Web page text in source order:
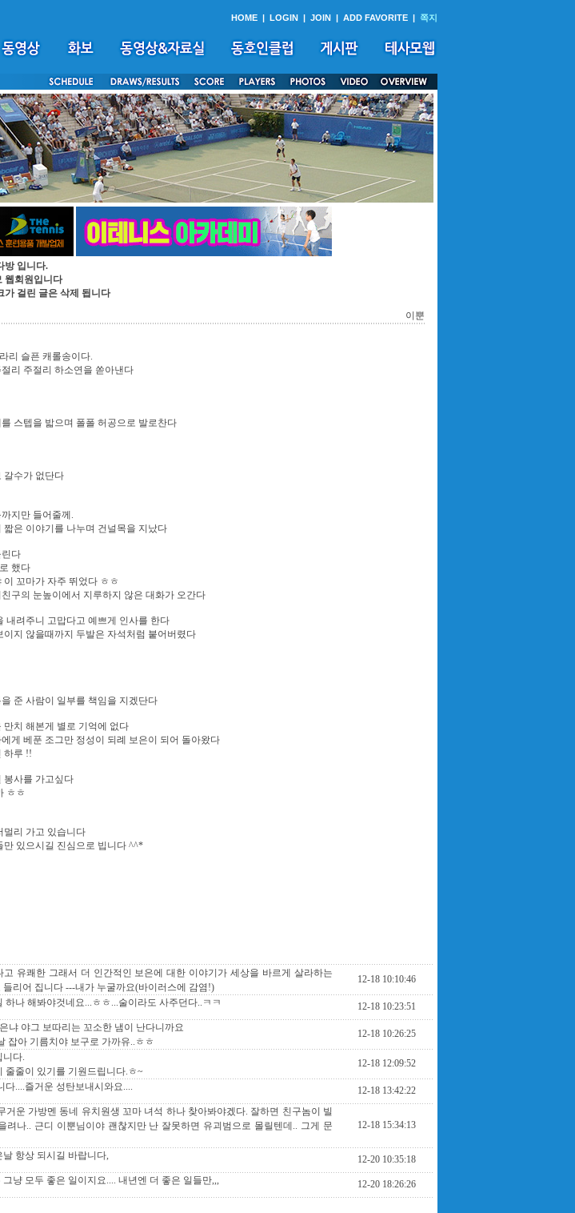
HOME | LOGIN | JOIN | ADD FAVORITE | 쪽지
방 입니다.
웹회원입니다
걸린 글은 삭제 됩니다
이뿐
리 슬픈 캐롤송이다.
리 주절리 하소연을 쏟아낸다
스텝을 밟으며 폴폴 허공으로 발로찬다
갈수가 없단다
지만 들어줄께.
은 이야기를 나누며 건널목을 지났다
다
했다
꼬마가 자주 뛰었다 ㅎㅎ
구의 눈높이에서 지루하지 않은 대화가 오간다
내려주니 고맙다고 예쁘게 인사를 한다
지 않을때까지 두발은 자석처럼 붙어버렸다
준 사람이 일부를 책임을 지겠단다
치 해본게 별로 기억에 없다
게 베푼 조그만 정성이 되례 보은이 되어 돌아왔다
하루 !!
봉사를 가고싶다
ㅎㅎ
멀리 가고 있습니다
만 있으시길 진심으로 빕니다 ^^*
고 유쾌한 그래서 더 인간적인 보은에 대한 이야기가 세상을 바르게 살라하는
들리어 집니다 ---내가 누굴까요(바이러스에 감염!)
12-18 10:10:46
하나 해봐야것네요...ㅎㅎ...술이라도 사주던다..ㅋㅋ 12-18 10:23:51
냐 야그 보따리는 꼬소한 냄이 난다니까요
잡아 기름치야 보구로 가까유..ㅎㅎ
12-18 10:26:25
니다.
줄줄이 있기를 기원드립니다.ㅎ~
12-18 12:09:52
다....즐거운 성탄보내시와요.... 12-18 13:42:22
거운 가방멘 동네 유치원생 꼬마 녀석 하나 찾아봐야겠다. 잘하면 친구놈이 빌
려나.. 근디 이뿐님이야 괜찮지만 난 잘못하면 유괴범으로 몰릴텐데.. 그게 문
12-18 15:34:13
날 항상 되시길 바랍니다, 12-20 10:35:18
그냥 모두 좋은 일이지요.... 내년엔 더 좋은 일들만,,, 12-20 18:26:26